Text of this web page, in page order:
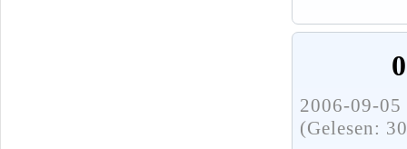
2006-09-
(Gelesen: